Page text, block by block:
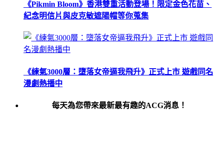
《Pikmin Bloom》香港雙重活動登場！限定金色花苗、
紀念明信片與皮克敏遮陽帽等你蒐集
《練氣3000層：墮落女帝逼我飛升》正式上市 遊戲同名
漫劇熱播中
每天為您帶來最新最有趣的ACG消息！